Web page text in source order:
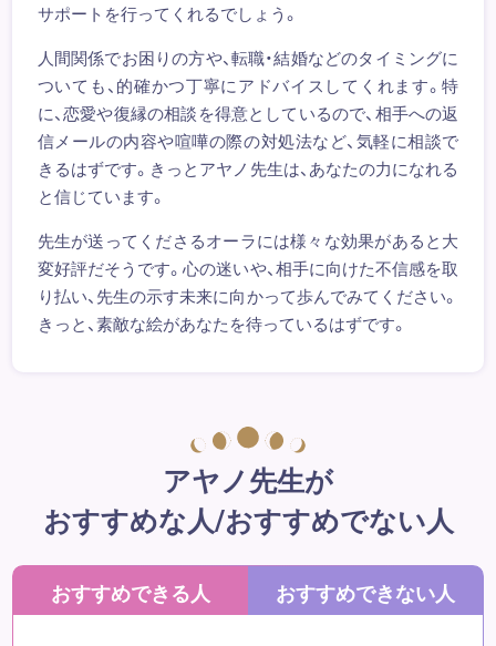
サポートを行ってくれるでしょう。
人間関係でお困りの方や、転職・結婚などのタイミングに
ついても、的確かつ丁寧にアドバイスしてくれます。特
に、恋愛や復縁の相談を得意としているので、相手への返
信メールの内容や喧嘩の際の対処法など、気軽に相談で
きるはずです。きっとアヤノ先生は、あなたの力になれる
と信じています。
先生が送ってくださるオーラには様々な効果があると大
変好評だそうです。心の迷いや、相手に向けた不信感を取
り払い、先生の示す未来に向かって歩んでみてください。
きっと、素敵な絵があなたを待っているはずです。
アヤノ先生が
おすすめな人/おすすめでない人
おすすめできる人 おすすめできない人